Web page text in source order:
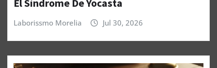
El Síndrome De Yocasta
Laborissmo Morelia Jul 30, 2026